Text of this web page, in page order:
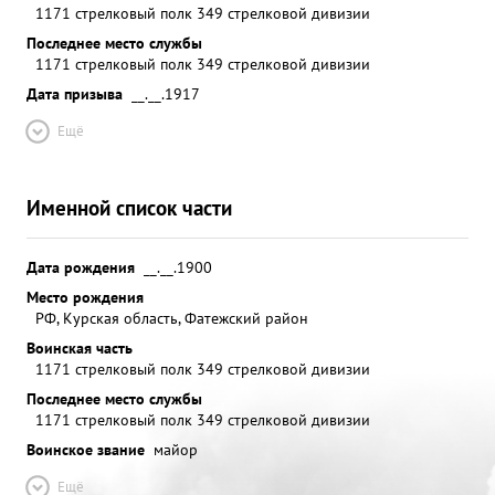
и уничтожил береговое охранение и захватил
селение Сошиновка. С рассветом противник
подтянув значительные силы трижды
контратаковал малочисленный отряд
подполковника ОРЛОВА. Атаки были отбиты с
обеспечил возможность форсирования Днепра
основным силам дивизии. 27.9:43 года весь полка
подполковника Орлова переправился на правый
берег.В течение 27-28.9.43 года превосходящие
силы противника неоднократно пытались
прорвать оборону и опрокинуть Командир
(начальник) 509 стрелковый полка в Днепр. Во
время одной из контратак противник
подпрекрытием шквального огня артиллерии
минометов и пулеметов потеснил передовые
подразделения полка. Создалась чрезвычайно
1171 стрелковый полк 349 стрелковой дивизии
Последнее место службы
1171 стрелковый полк 349 стрелковой дивизии
Дата призыва
__.__.1917
Ещё
Именной список части
Дата рождения
__.__.1900
Место рождения
РФ, Курская область, Фатежский район
Воинская часть
1171 стрелковый полк 349 стрелковой дивизии
Последнее место службы
1171 стрелковый полк 349 стрелковой дивизии
Воинское звание майор
Ещё